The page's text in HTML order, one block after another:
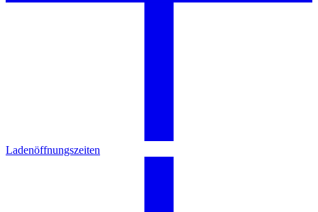
Ladenöffnungszeiten